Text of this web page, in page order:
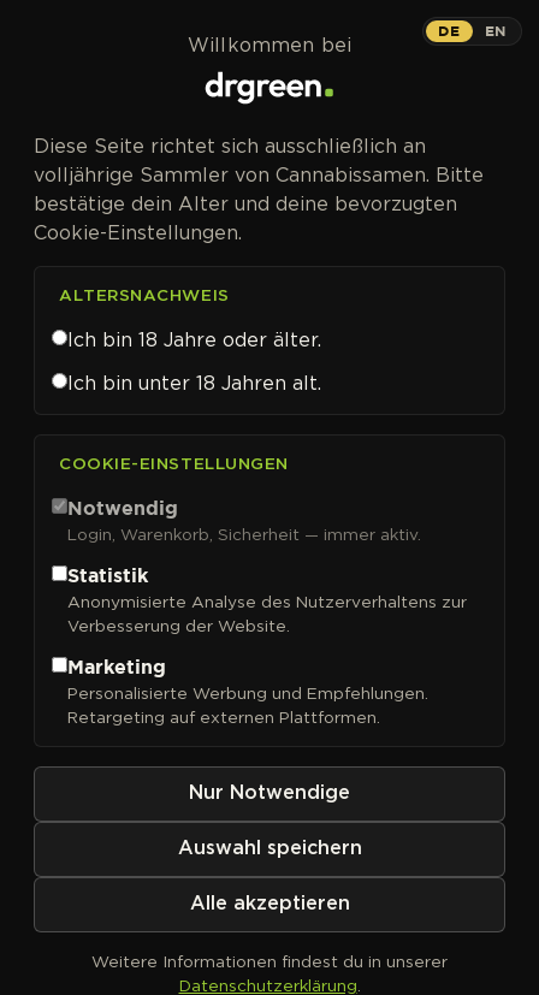
Positronic Seeds
Sortieren nach
DE EN
Willkommen bei
Diese Seite richtet sich ausschließlich an
volljährige Sammler von Cannabissamen. Bitte
bestätige dein Alter und deine bevorzugten
Cookie-Einstellungen.
ALTERSNACHWEIS
Ich bin 18 Jahre oder älter.
Ich bin unter 18 Jahren alt.
COOKIE-EINSTELLUNGEN
Notwendig
Login, Warenkorb, Sicherheit — immer aktiv.
Statistik
Anonymisierte Analyse des Nutzerverhaltens zur
Verbesserung der Website.
Marketing
Personalisierte Werbung und Empfehlungen.
Retargeting auf externen Plattformen.
Nur Notwendige
Auswahl speichern
Alle akzeptieren
Weitere Informationen findest du in unserer
Datenschutzerklärung